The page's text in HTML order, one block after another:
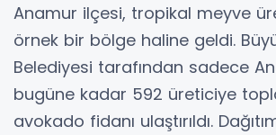
Anamur ilçesi, tropikal meyve
örnek bir bölge haline geldi.
Belediyesi tarafından sadece
bugüne kadar 592 üreticiye
avokado fidanı ulaştırıldı.